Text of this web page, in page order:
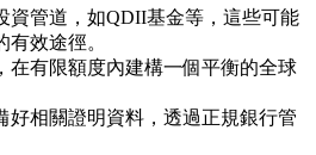
資管道，如QDII基金等，這些可能
效途徑。
在有限額度內建構一個平衡的全球
好相關證明資料，透過正規銀行管